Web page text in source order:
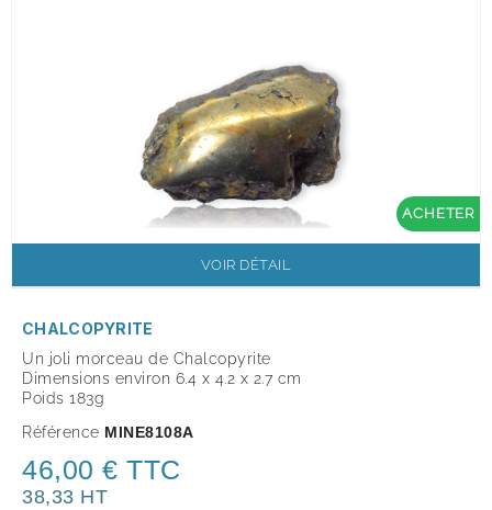
ACHETER
VOIR DÉTAIL
CHALCOPYRITE
Un joli morceau de Chalcopyrite
Dimensions environ 6.4 x 4.2 x 2.7 cm
Poids 183g
Référence MINE8108A
46,00 € TTC
38,33 HT